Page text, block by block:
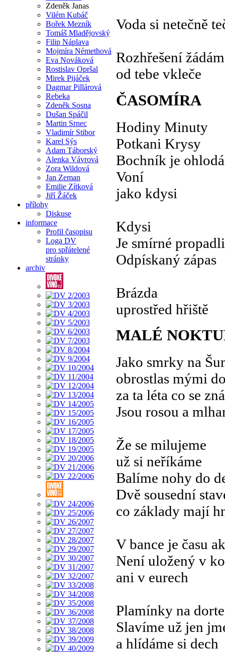
Zdeněk Janas
Vilém Kubáč
Bořek Mezník
Tomáš Mladějovský
Filip Náplava
Mojmíra Némethová
Eva Nováková
Rostislav Opršal
Mirek Pijáček
Dagmar Pillárová
Rebeka
Zdeněk Sosna
Dušan Spáčil
Martin Srnec
Vladimír Stibor
Karel Sýs
Adam Táborský
Alenka Vávrová
Zora Wildová
Jan Zeman
Emilie Zítková
Jiří Žáček
přílohy
Diskuse
informace
Profil časopisu
Loga DV
pro spřátelené
stránky
archiv
Voda si netečně
Rozhřešení
od tebe vkleče
ČASOMÍRA
Hodiny Minuty
Potkani Krysy
Bochník je
Voní
jako kdysi
Kdysi
Je smírné
Odpískaný zápas
Brázda
uprostřed hřiště
MALÉ
Jako smrky na
obrostlas mými
za ta léta co se
Jsou rosou a
Že se milujeme
už si neříkáme
Balíme nohy do
Dvě sousední
co základy mají
V bance je času
Není uložený v
ani v eurech
Plamínky na
Slavíme už jen
a hlídáme si dech